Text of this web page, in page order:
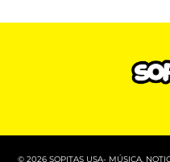
© 2026 SOPITAS USA- MÚSICA,